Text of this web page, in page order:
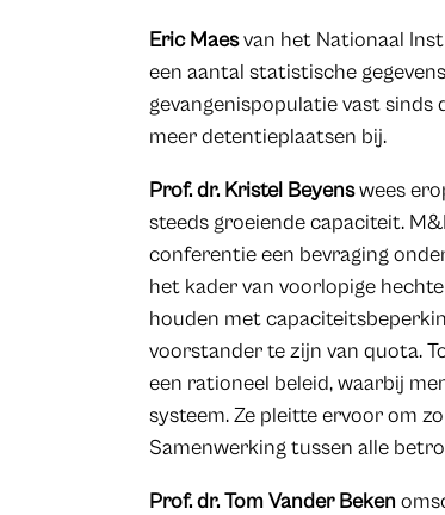
Eric Maesvan het Nationaal
een aantal statistische
gevangenispopulatie vast
meer detentieplaatsen bij.
Prof. dr. Kristel Beyenswees
steeds groeiende capaciteit.
conferentie een bevraging
het kader van voorlopige
houden met
voorstander te zijn van quota.
een rationeel beleid, waarbij
systeem. Ze pleitte ervoor om
Samenwerking tussen alle
Prof. dr. Tom Vander Beken